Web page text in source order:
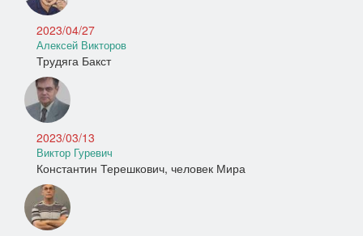
2023/04/27
Алексей Викторов
Трудяга Бакст
2023/03/13
Виктор Гуревич
Константин Терешкович, человек Мира